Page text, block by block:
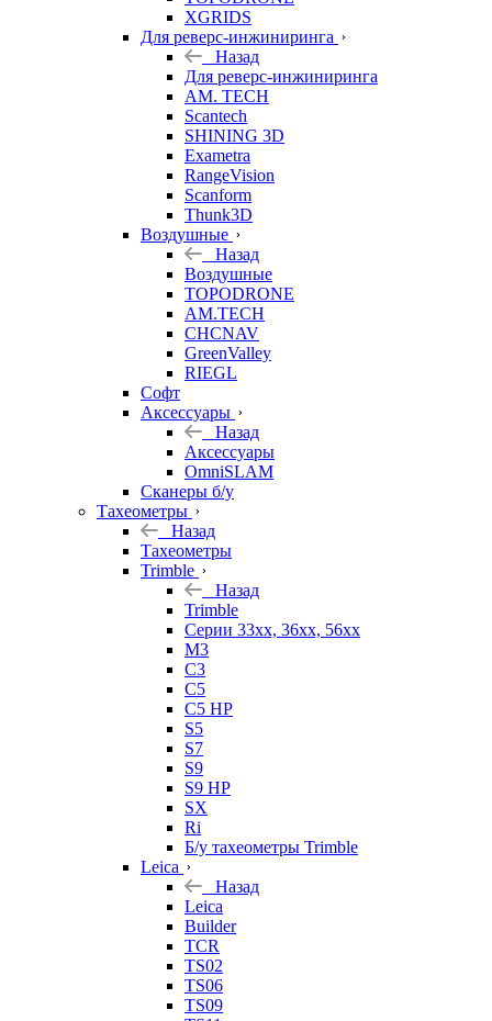
XGRIDS
Для реверс-инжиниринга
Назад
Для реверс-инжиниринга
AM. TECH
Scantech
SHINING 3D
Exametra
RangeVision
Scanform
Thunk3D
Воздушные
Назад
Воздушные
TOPODRONE
AM.TECH
CHCNAV
GreenValley
RIEGL
Софт
Аксессуары
Назад
Аксессуары
OmniSLAM
Сканеры б/у
Тахеометры
Назад
Тахеометры
Trimble
Назад
Trimble
Серии 33xx, 36xx, 56xx
M3
C3
C5
C5 HP
S5
S7
S9
S9 HP
SX
Ri
Б/у тахеометры Trimble
Leica
Назад
Leica
Builder
TCR
TS02
TS06
TS09